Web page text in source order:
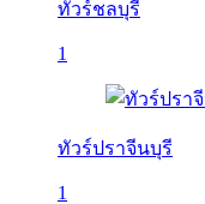
ทัวร์ชลบุรี
1
ทัวร์ปราจีนบุรี
1